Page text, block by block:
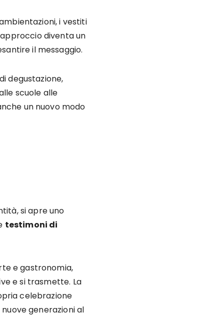
i vestiti
diventa un
il messaggio.
degustazione,
scuole alle
un nuovo modo
si apre uno
testimoni di
e gastronomia,
e si trasmette. La
celebrazione
generazioni al